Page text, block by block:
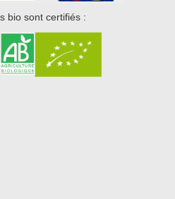
bio sont certifiés :